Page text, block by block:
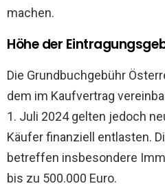
machen.
Höhe der
Die Grundbuchgebühr
dem im Kaufvertrag
1. Juli 2024 gelten jedoch
Käufer finanziell entlasten.
betreffen insbesondere
bis zu 500.000 Euro.